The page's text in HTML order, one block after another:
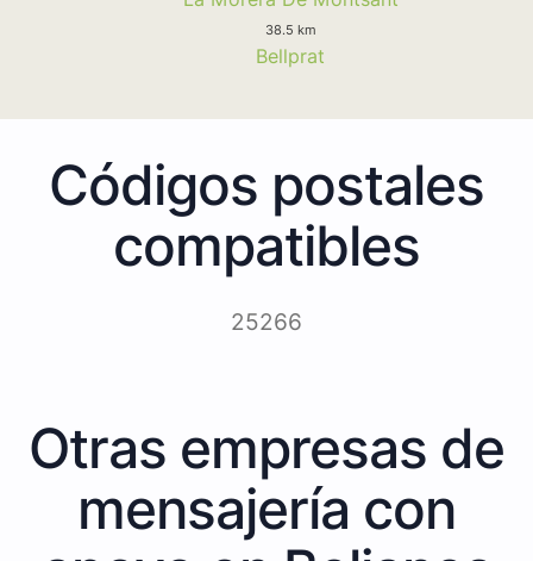
38.5 km
Bellprat
Códigos postales
compatibles
25266
Otras empresas de
mensajería con